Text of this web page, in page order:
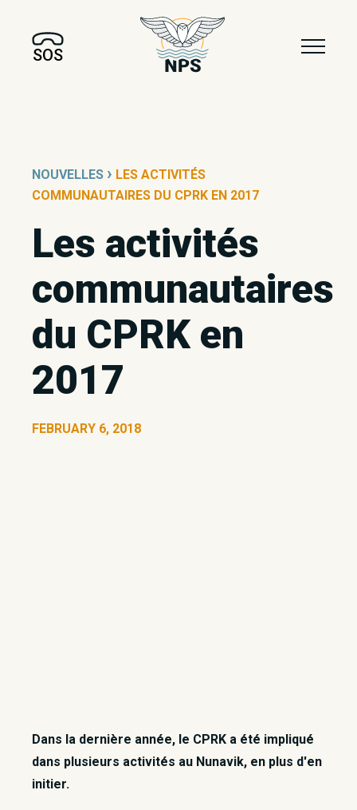
SOS
NOUVELLES › LES ACTIVITÉS
COMMUNAUTAIRES DU CPRK EN 2017
Les activités
communautaires
du CPRK en
2017
FEBRUARY 6, 2018
Dans la dernière année, le CPRK a été impliqué
dans plusieurs activités au Nunavik, en plus d'en
initier.